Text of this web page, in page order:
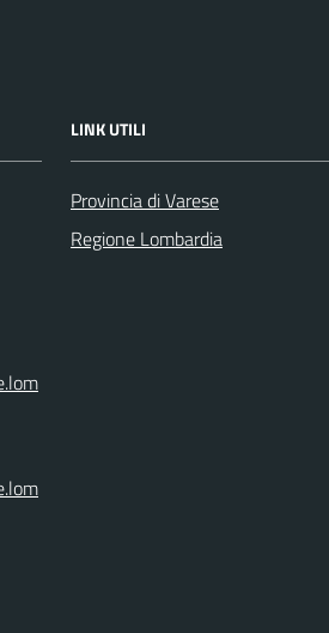
LINK UTILI
Provincia di Varese
Regione Lombardia